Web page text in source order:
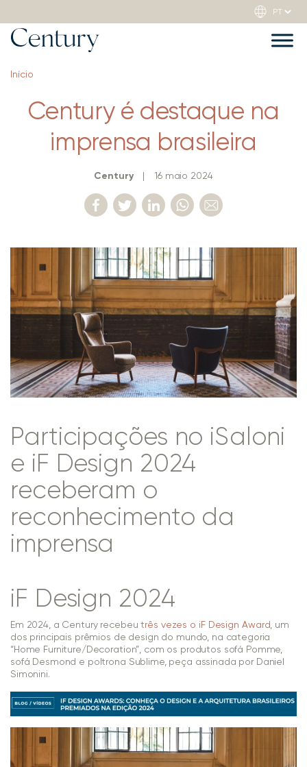
Início
Century é destaque na
imprensa brasileira
Century 16 maio 2024
Participações no iSaloni
e iF Design 2024
receberam o
reconhecimento da
imprensa
iF Design 2024
Em 2024, a Century recebeutrês vezes o iF Design Award, um
dos principais prêmios de design do mundo, na categoria
“Home Furniture/Decoration”, com os produtos sofá Pomme,
sofá Desmond e poltrona Sublime, peça assinada por Daniel
Simonini.